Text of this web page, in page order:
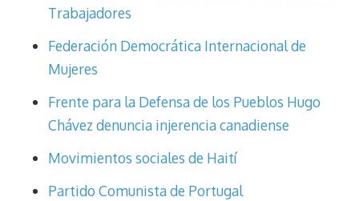
Trabajadores
Federación Democrática Internacional de
Mujeres
Frente para la Defensa de los Pueblos Hugo
Chávez denuncia injerencia canadiense
Movimientos sociales de Haití
Partido Comunista de Portugal